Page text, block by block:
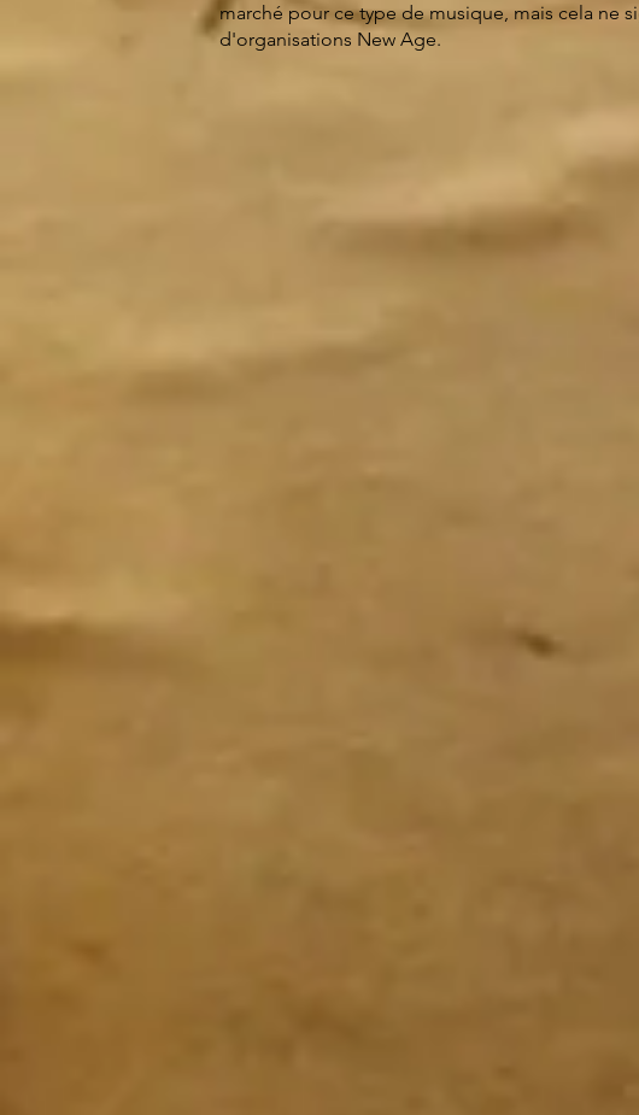
marché pour ce type de musique, mais cela ne
d'organisations New Age.